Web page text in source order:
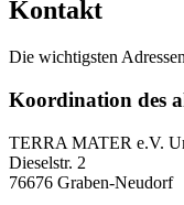
Kontakt
Die wichtigsten
Koordination des
TERRA MATER e.V.
Dieselstr. 2
76676 Graben-Neudorf